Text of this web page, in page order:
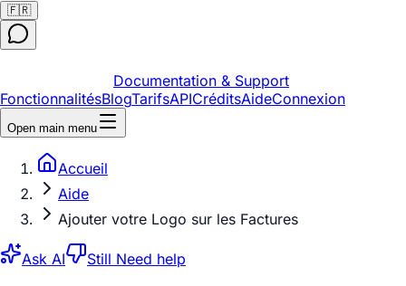
🇫🇷
Documentation & Support
FonctionnalitésBlogTarifsAPICréditsAideConnexion
Open main menu
Accueil
Aide
Ajouter votre Logo sur les Factures
Ask AI Still Need help